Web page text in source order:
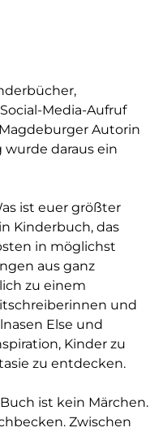
Media-Aufruf
Autorin
daraus ein
ist euer größter
Kinderbuch, das
in möglichst
aus ganz
zu einem
und
Else und
Kinder zu
zu entdecken.
ist kein Märchen.
Zwischen